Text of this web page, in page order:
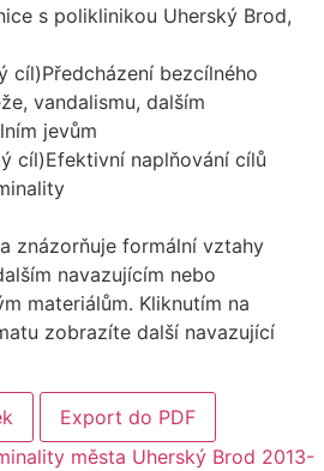
s poliklinikou Uherský Brod,
cíl)Předcházení bezcílného
vandalismu, dalším
jevům
cíl)Efektivní naplňování cílů
znázorňuje formální vztahy
navazujícím nebo
materiálům. Kliknutím na
zobrazíte další navazující
Export do PDF
města Uherský Brod 2013-